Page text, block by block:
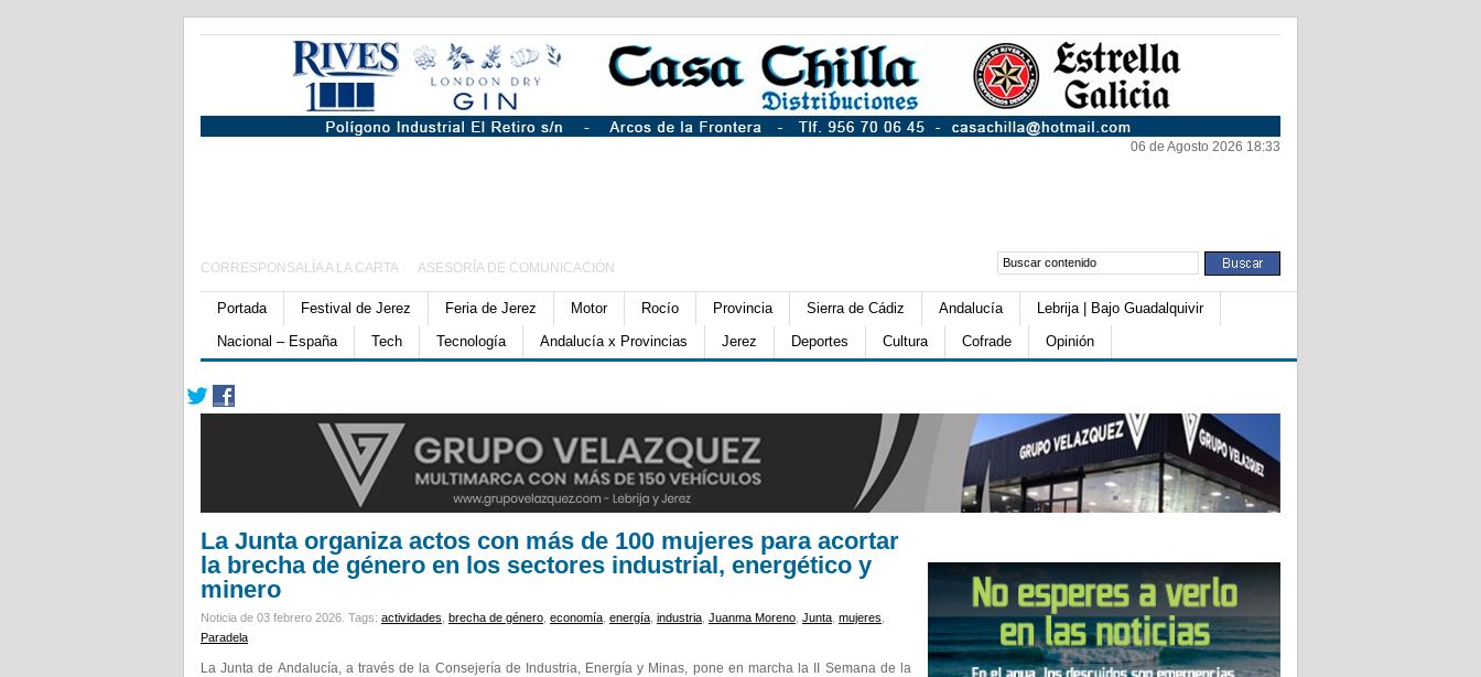
06 de Agosto 2026 18:33
CORRESPONSALÍA A LA CARTA ASESORÍA DE COMUNICACIÓN
Portada Festival de Jerez Feria de Jerez Motor Rocío Provincia Sierra de Cádiz Andalucía
Lebrija | Bajo Guadalquivir
Nacional – España
Tech Tecnología Andalucía x Provincias Jerez Deportes Cultura Cofrade Opinión
La Junta organiza actos con más de 100 mujeres para acortar
la brecha de género en los sectores industrial, energético y
minero
Noticia de 03 febrero 2026. Tags: actividades brecha de género economía energía industria Juanma Moreno Junta mujeres
Paradela
La Junta de Andalucía, a través de la Consejería de Industria, Energía y Minas, pone en marcha la II Semana de la